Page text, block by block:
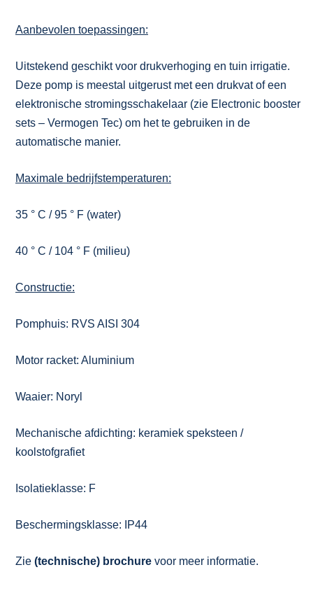
Aanbevolen toepassingen:
Uitstekend geschikt voor drukverhoging en tuin irrigatie.
Deze pomp is meestal uitgerust met een drukvat of een
elektronische stromingsschakelaar (zie Electronic booster
sets – Vermogen Tec) om het te gebruiken in de
automatische manier.
Maximale bedrijfstemperaturen:
35 ° C / 95 ° F (water)
40 ° C / 104 ° F (milieu)
Constructie:
Pomphuis: RVS AISI 304
Motor racket: Aluminium
Waaier: Noryl
Mechanische afdichting: keramiek speksteen /
koolstofgrafiet
Isolatieklasse: F
Beschermingsklasse: IP44
Zie (technische) brochure voor meer informatie.